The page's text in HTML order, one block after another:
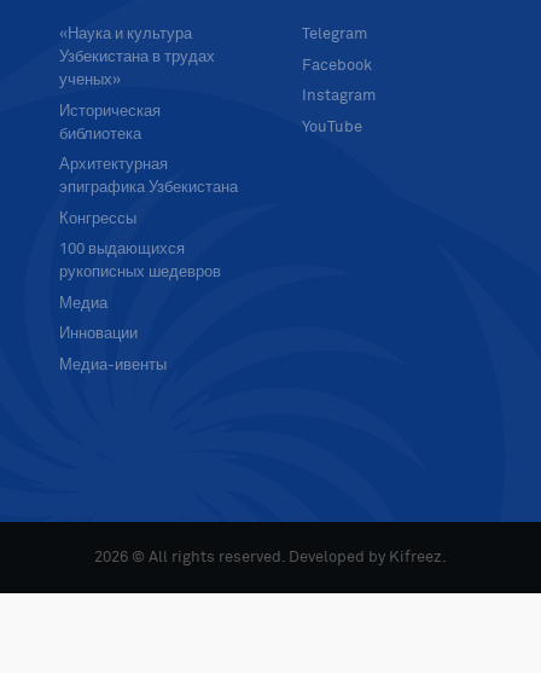
«Наука и культура
Узбекистана в трудах
ученых»
Историческая
библиотека
Архитектурная
эпиграфика Узбекистана
Конгрессы
100 выдающихся
рукописных шедевров
Медиа
Инновации
Медиа-ивенты
Telegram
Facebook
Instagram
YouTube
2026 © All rights reserved. Developed by Kifreez.